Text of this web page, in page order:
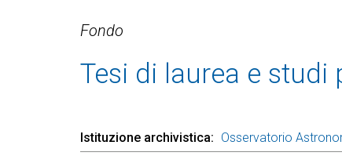
Fondo
Tesi di laurea e studi
Istituzione archivistica Osservatorio